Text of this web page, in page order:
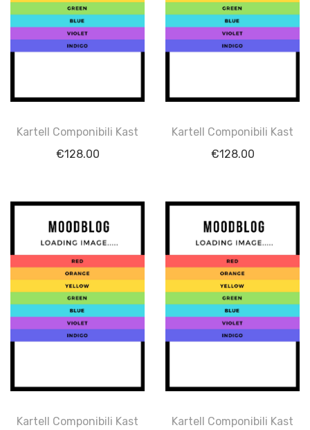
Kartell Componibili Kast
€128.00
Kartell Componibili Kast
€128.00
Kartell Componibili Kast
Kartell Componibili Kast